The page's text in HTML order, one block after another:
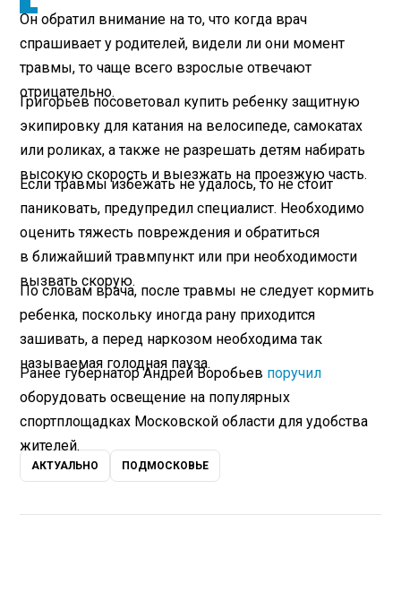
Он обратил внимание на то, что когда врач
спрашивает у родителей, видели ли они момент
травмы, то чаще всего взрослые отвечают
отрицательно.
Григорьев посоветовал купить ребенку защитную
экипировку для катания на велосипеде, самокатах
или роликах, а также не разрешать детям набирать
высокую скорость и выезжать на проезжую часть.
Если травмы избежать не удалось, то не стоит
паниковать, предупредил специалист. Необходимо
оценить тяжесть повреждения и обратиться
в ближайший травмпункт или при необходимости
вызвать скорую.
По словам врача, после травмы не следует кормить
ребенка, поскольку иногда рану приходится
зашивать, а перед наркозом необходима так
называемая голодная пауза.
Ранее губернатор Андрей Воробьев поручил
оборудовать освещение на популярных
спортплощадках Московской области для удобства
жителей.
АКТУАЛЬНО ПОДМОСКОВЬЕ